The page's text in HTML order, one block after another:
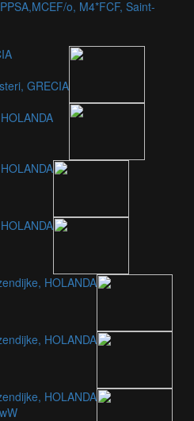
o, M4*FCF, Saint-
GRECIA
HOLANDA
HOLANDA
HOLANDA